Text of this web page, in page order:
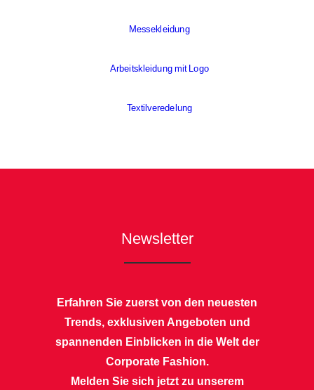
Messekleidung
Arbeitskleidung mit Logo
Textilveredelung
Newsletter
Erfahren Sie zuerst von den neuesten
Trends, exklusiven Angeboten und
spannenden Einblicken in die Welt der
Corporate Fashion.
Melden Sie sich jetzt zu unserem